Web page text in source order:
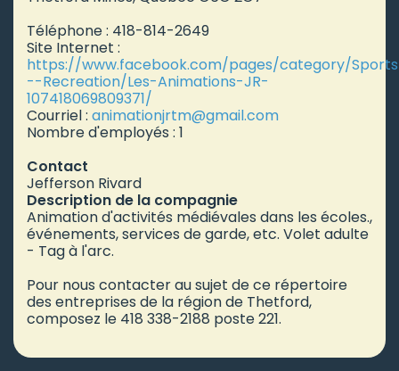
Téléphone : 418-814-2649
Site Internet :
https://www.facebook.com/pages/category/
--Recreation/Les-Animations-JR-
107418069809371/
Courriel : animationjrtm@gmail.com
Nombre d'employés : 1
Contact
Jefferson Rivard
Description de la compagnie
Animation d'activités médiévales dans les écoles.,
événements, services de garde, etc. Volet adulte
- Tag à l'arc.
Pour nous contacter au sujet de ce répertoire
des entreprises de la région de Thetford,
composez le 418 338-2188 poste 221.